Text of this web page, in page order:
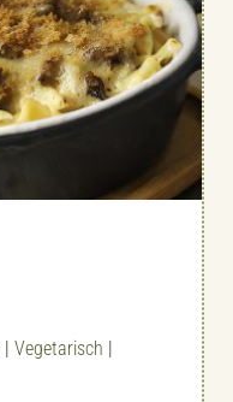
| Vegetarisch |